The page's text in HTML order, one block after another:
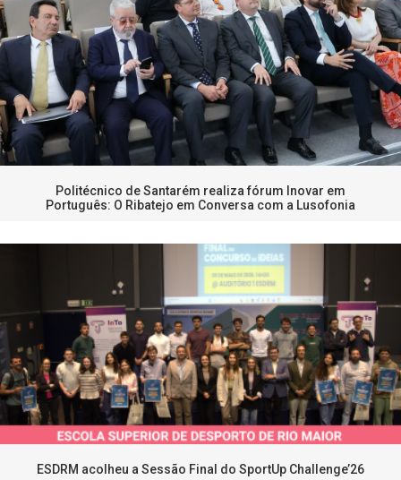
Politécnico de Santarém realiza fórum Inovar em
Português: O Ribatejo em Conversa com a Lusofonia
ESDRM acolheu a Sessão Final do SportUp Challenge’26